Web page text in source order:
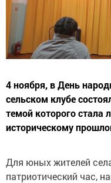
4 ноября, в День
сельском клубе
темой которого стала
историческому
Для юных жителей
патриотический час,